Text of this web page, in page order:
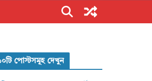
পোস্টসমূহ দেখুন